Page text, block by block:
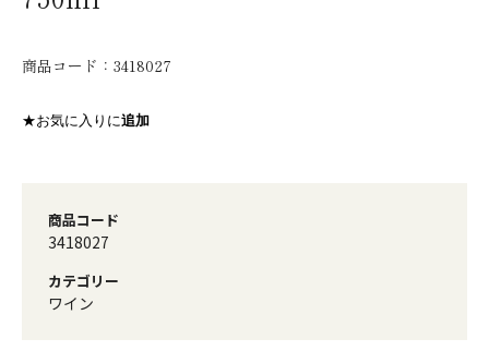
商品コード： 3418027
★お気に入りに追加
商品コード
3418027
カテゴリー
ワイン